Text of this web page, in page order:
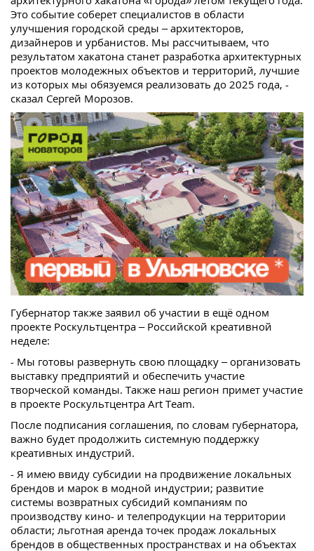
Это событие соберет специалистов в области
улучшения городской среды – архитекторов,
дизайнеров и урбанистов. Мы рассчитываем, что
результатом хакатона станет разработка архитектурных
проектов молодежных объектов и территорий, лучшие
из которых мы обязуемся реализовать до 2025 года, -
сказал Сергей Морозов.
Губернатор также заявил об участии в ещё одном
проекте Роскультцентра – Российской креативной
неделе:
- Мы готовы развернуть свою площадку – организовать
выставку предприятий и обеспечить участие
творческой команды. Также наш регион примет участие
в проекте Роскультцентра Art Team.
После подписания соглашения, по словам губернатора,
важно будет продолжить системную поддержку
креативных индустрий.
- Я имею ввиду субсидии на продвижение локальных
брендов и марок в модной индустрии; развитие
системы возвратных субсидий компаниям по
производству кино- и телепродукции на территории
области; льготная аренда точек продаж локальных
брендов в общественных пространствах и на объектах